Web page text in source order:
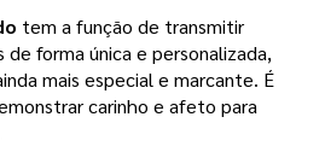
tem a função de transmitir
forma única e personalizada,
mais especial e marcante. É
carinho e afeto para